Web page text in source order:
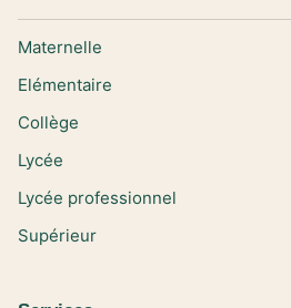
Maternelle
Elémentaire
Collège
Lycée
Lycée professionnel
Supérieur